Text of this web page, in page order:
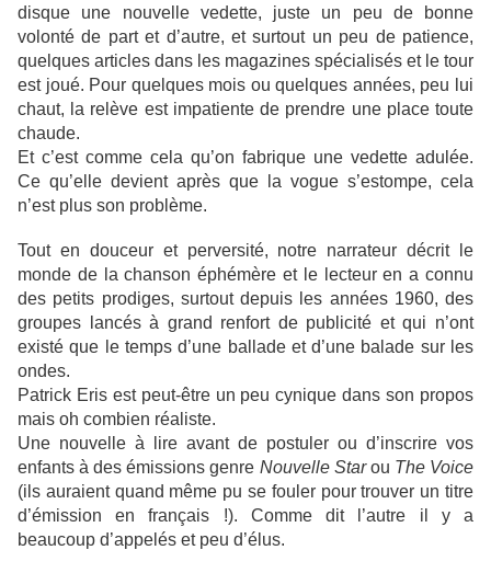
disque une nouvelle vedette, juste un peu de bonne
volonté de part et d’autre, et surtout un peu de patience,
quelques articles dans les magazines spécialisés et le tour
est joué. Pour quelques mois ou quelques années, peu lui
chaut, la relève est impatiente de prendre une place toute
chaude.
Et c’est comme cela qu’on fabrique une vedette adulée.
Ce qu’elle devient après que la vogue s’estompe, cela
n’est plus son problème.
Tout en douceur et perversité, notre narrateur décrit le
monde de la chanson éphémère et le lecteur en a connu
des petits prodiges, surtout depuis les années 1960, des
groupes lancés à grand renfort de publicité et qui n’ont
existé que le temps d’une ballade et d’une balade sur les
ondes.
Patrick Eris est peut-être un peu cynique dans son propos
mais oh combien réaliste.
Une nouvelle à lire avant de postuler ou d’inscrire vos
enfants à des émissions genre Nouvelle Starou The Voice
(ils auraient quand même pu se fouler pour trouver un titre
d’émission en français !). Comme dit l’autre il y a
beaucoup d’appelés et peu d’élus.